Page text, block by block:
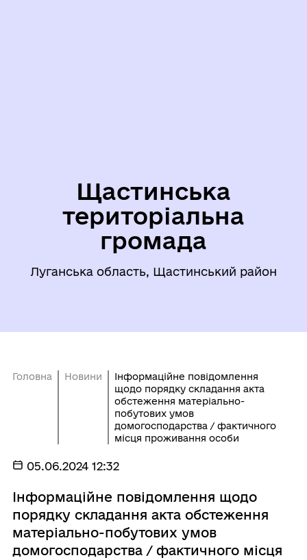
Щастинська
територіальна
громада
Луганська область, Щастинський район
Головна Новини
Інформаційне повідомлення
щодо порядку складання акта
обстеження матеріально-
побутових умов
домогосподарства / фактичного
місця проживання особи
05.06.2024 12:32
Інформаційне повідомлення щодо
порядку складання акта обстеження
матеріально-побутових умов
домогосподарства / фактичного місця